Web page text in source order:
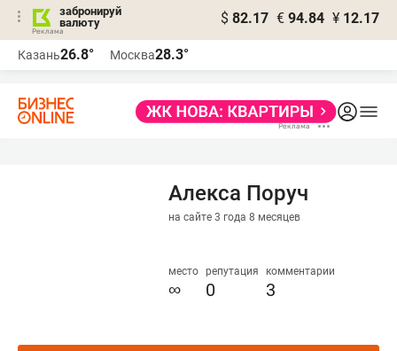
забронируй
валюту
$ 82.17 € 94.84 ¥ 12.17
Казань26.8° Москва28.3°
Алекса Поруч
на сайте 3 года 8 месяцев
место
∞
репутация
0
комментарии
3